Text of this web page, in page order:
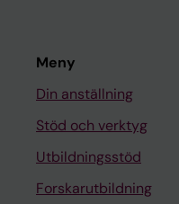
Meny
Din anställning
Stöd och verktyg
Utbildningsstöd
Forskarutbildning